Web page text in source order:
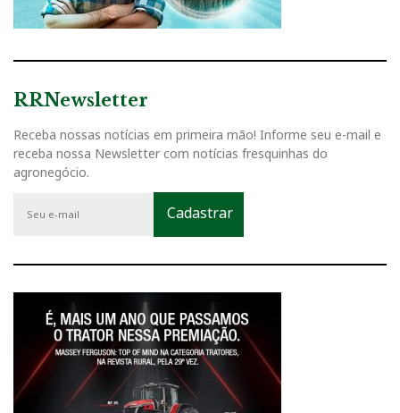
RRNewsletter
Receba nossas notícias em primeira mão! Informe seu e-mail e
receba nossa Newsletter com notícias fresquinhas do
agronegócio.